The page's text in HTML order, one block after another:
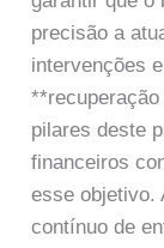
precisão a
intervenções
pilares deste
financeiros
esse objetivo.
contínuo de